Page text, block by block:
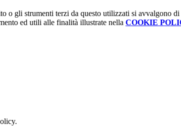
o gli strumenti terzi da questo utilizzati si avvalgono di
ed utili alle finalità illustrate nella COOKIE